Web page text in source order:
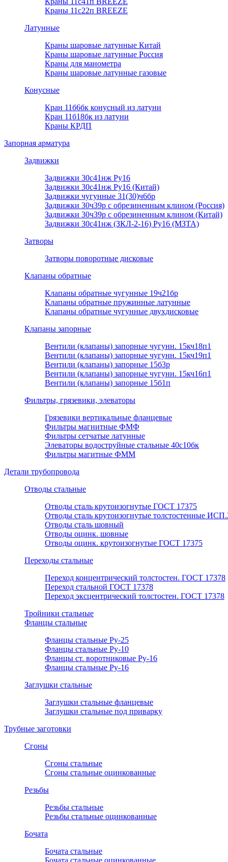
Краны 11с22п BREEZE
Латунные
Краны шаровые латунные Китай
Краны шаровые латунные Россия
Краны для манометра
Краны шаровые латунные газовые
Конусные
Кран 11б6бк конусный из латуни
Кран 11б18бк из латуни
Краны КРДП
Запорная арматура
Задвижки
Задвижки 30с41нж Ру16
Задвижки 30с41нж Ру16 (Китай)
Задвижки чугунные 31(30)ч6бр
Задвижки 30ч39р с обрезиненным клином (Россия)
Задвижки 30ч39р с обрезиненным клином (Китай)
Задвижки 30с41нж (ЗКЛ-2-16) Ру16 (МЗТА)
Затворы
Затворы поворотные дисковые
Клапаны обратные
Клапаны обратные чугунные 19ч21бр
Клапаны обратные пружинные латунные
Клапаны обратные чугунные двухдисковые
Клапаны запорные
Вентили (клапаны) запорные чугунн. 15кч18п1
Вентили (клапаны) запорные чугунн. 15кч19п1
Вентили (клапаны) запорные 15б3р
Вентили (клапаны) запорные чугунн. 15кч16п1
Вентили (клапаны) запорные 15б1п
Фильтры, грязевики, элеваторы
Грязевики вертикальные фланцевые
Фильтры магнитные ФМФ
Фильтры сетчатые латунные
Элеваторы водоструйные стальные 40с10бк
Фильтры магитные ФММ
Детали трубопровода
Отводы стальные
Отводы сталь крутоизогнутые ГОСТ 17375
Отводы сталь крутоизогнутые толстостенные
Отводы сталь шовный
Отводы оцинк. шовные
Отводы оцинк. крутоизогнутые ГОСТ 17375
Переходы стальные
Переход концентрический толстостен. ГОСТ 17378
Переход стальной ГОСТ 17378
Переход эксцентрический толстостен. ГОСТ 17378
Тройники стальные
Фланцы стальные
Фланцы стальные Ру-25
Фланцы стальные Ру-10
Фланцы ст. воротниковые Ру-16
Фланцы стальные Ру-16
Заглушки стальные
Заглушки стальные фланцевые
Заглушки стальные под приварку
Трубные заготовки
Сгоны
Сгоны стальные
Сгоны стальные оцинкованные
Резьбы
Резьбы стальные
Резьбы стальные оцинкованные
Бочата
Бочата стальные